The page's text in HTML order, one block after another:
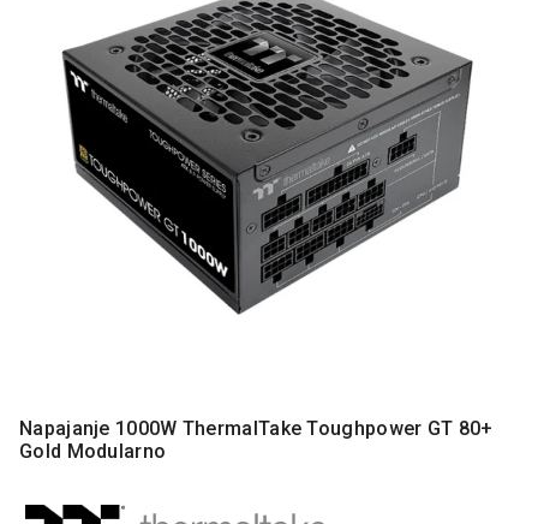
DODATNA
OPREMA
MOBILNI I
TELEFONI
RAČUNARSKE
KOMPONENTE
PERIFERIJE
Napajanje 1000W ThermalTake Toughpower GT 80+
Gold Modularno